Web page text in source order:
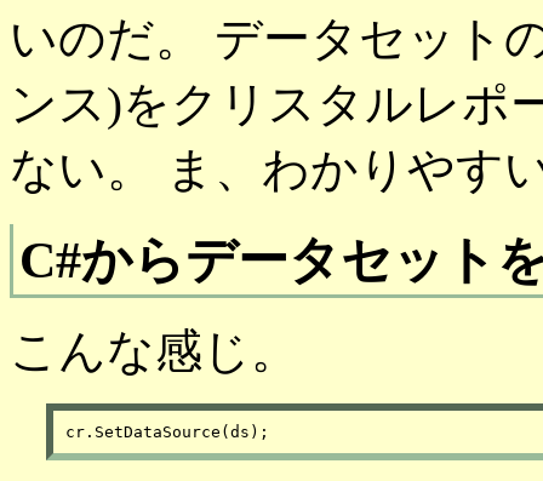
いのだ。 データセット
ンス)をクリスタルレポ
ない。 ま、わかりやす
C#からデータセット
こんな感じ。